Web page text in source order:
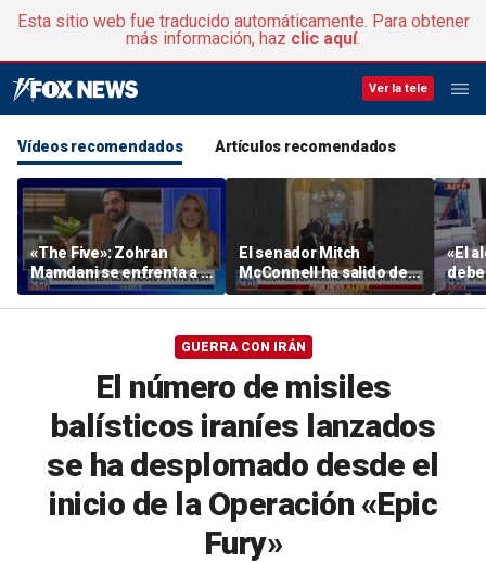
Esta sitio web fue traducido automáticamente. Para obtener
más información, haz clic aquí.
Ver la tele
Vídeos recomendados Artículos recomendados
«The Five»: Zohran
Mamdani se enfrenta a la
realidad
El senador Mitch
McConnell ha salido del
centro de rehabilitación
«El
GUERRA CON IRÁN
El número de misiles
balísticos iraníes lanzados
se ha desplomado desde el
inicio de la Operación «Epic
Fury»